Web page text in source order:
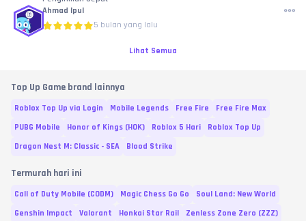
Ahmad Ipul
5 bulan yang lalu
Lihat Semua
Top Up Game brand lainnya
Roblox Top Up via Login Mobile Legends Free Fire
Free Fire Max
PUBG Mobile
Honor of Kings (HOK) Roblox 5 Hari
Roblox Top Up
Dragon Nest M: Classic - SEA
Blood Strike
Termurah hari ini
Call of Duty Mobile (CODM) Magic Chess Go Go
Soul Land: New World
Genshin Impact
Valorant Honkai Star Rail
Zenless Zone Zero (ZZZ)